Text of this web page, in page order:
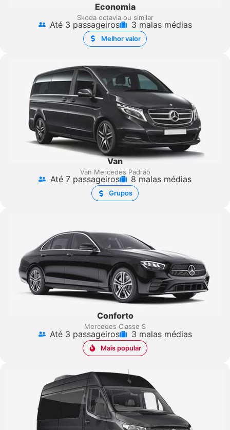
Economia
Skoda octavia ou similar
Até 3 passageiros 3 malas médias
Melhor valor
Van
Van Mercedes Padrão
Até 7 passageiros 8 malas médias
Grupos
Conforto
Mercedes Classe S
Até 3 passageiros 3 malas médias
Mais popular